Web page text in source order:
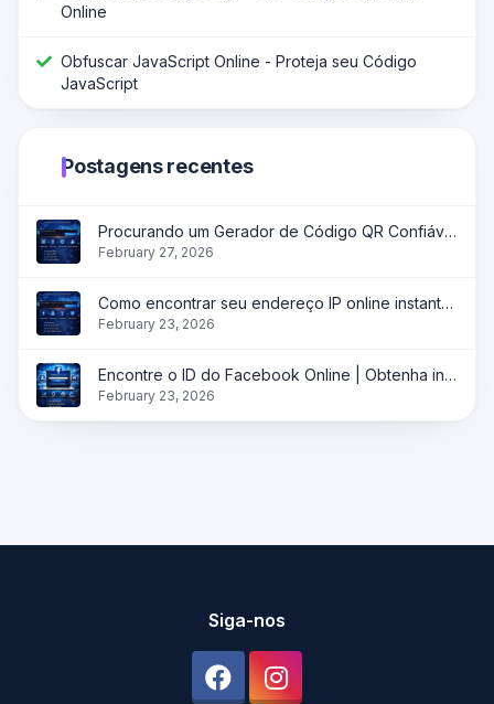
Online
Obfuscar JavaScript Online - Proteja seu Código
JavaScript
Postagens recentes
Procurando um Gerador de Código QR Confiável?
February 27, 2026
Como encontrar seu endereço IP online instantaneamente?
February 23, 2026
Encontre o ID do Facebook Online | Obtenha instantaneamente o ID do perfil, página e grupo
February 23, 2026
Siga-nos